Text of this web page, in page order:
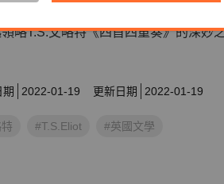
略T.S.艾略特《四首四重奏》的深妙
期 2022-01-19 更新日期 2022-01-19
#T.S.Eliot #英國文學